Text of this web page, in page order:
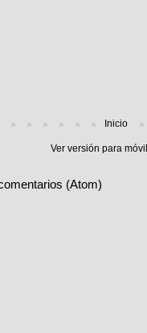
Inicio
Ver versión para
(Atom)